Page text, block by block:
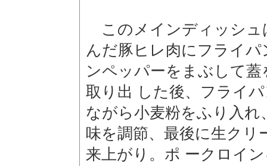
このメインディッシュ
んだ豚ヒレ肉にフライ
ンペッパーをまぶして
取り出 した後、フライ
ながら小麦粉をふり入
味を調節、最後に生ク
来上がり。ポ ークロイ